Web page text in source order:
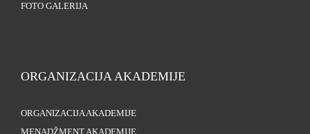
FOTO GALERIJA
ORGANIZACIJA AKADEMIJE
ORGANIZACIJA AKADEMIJE
MENADŽMENT AKADEMIJE